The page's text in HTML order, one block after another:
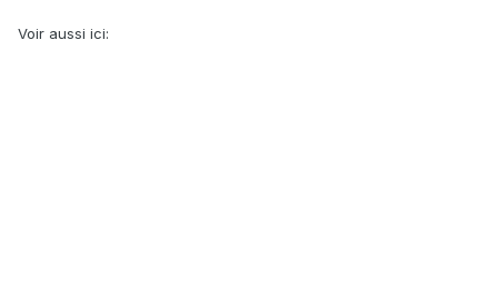
Voir aussi ici: